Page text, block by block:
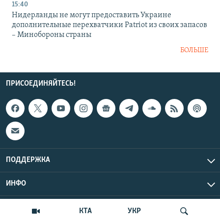
КТА УКР
15:40
Нидерланды не могут предоставить Украине
дополнительные перехватчики Patriot из своих запасов
– Минобороны страны
БОЛЬШЕ
ПРИСОЕДИНЯЙТЕСЬ!
ПОДДЕРЖКА
ИНФО
Copyright Крым.Реалии, 2026 | Все права защищены.
UTC+3